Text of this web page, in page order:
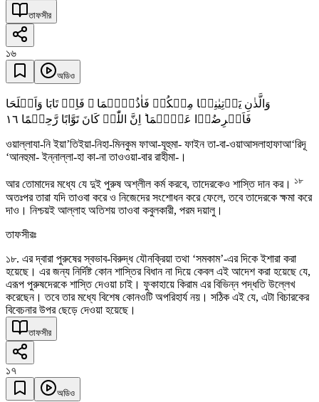
তাফসীর
১৬
অডিও
وَالَّذٰنِ یَاۡتِیٰنِہَا مِنۡکُمۡ فَاٰذُوۡہُمَا ۚ فَاِنۡ تَابَا وَاَصۡلَحَا
فَاَعۡرِضُوۡا عَنۡہُمَا ؕ اِنَّ اللّٰہَ کَانَ تَوَّابًا رَّحِیۡمًا ١٦
ওয়াল্লাযা-নি ইয়া’তিইয়া-নিহা-মিনকুম ফাআ-যূহুমা- ফাইন তা-বা-ওয়াআসলাহাফাআ‘রিদূ
‘আনহুমা- ইন্নাল্লা-হা কা-না তাওওয়া-বার রাহীমা-।
আর তোমাদের মধ্যে যে দুই পুরুষ অশ্লীল কর্ম করবে, তাদেরকেও শাস্তি দান কর। ১৮
অতঃপর তারা যদি তাওবা করে ও নিজেদের সংশোধন করে ফেলে, তবে তাদেরকে ক্ষমা করে
দাও। নিশ্চয়ই আল্লাহ অতিশয় তাওবা কবুলকারী, পরম দয়ালু।
তাফসীরঃ
১৮. এর দ্বারা পুরুষের স্বভাব-বিরুদ্ধ যৌনক্রিয়া তথা ‘সমকাম’-এর দিকে ইশারা করা
হয়েছে। এর জন্য নির্দিষ্ট কোন শাস্তির বিধান না দিয়ে কেবল এই আদেশ করা হয়েছে যে,
এরূপ পুরুষদেরকে শাস্তি দেওয়া চাই। ফুকাহায়ে কিরাম এর বিভিন্ন পদ্ধতি উল্লেখ
করেছেন। তবে তার মধ্যে বিশেষ কোনওটি অপরিহার্য নয়। সঠিক এই যে, এটা বিচারকের
বিবেচনার উপর ছেড়ে দেওয়া হয়েছে।
তাফসীর
১৭
অডিও